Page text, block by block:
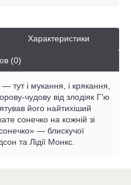
Характеристики
(0)
тут і мукання, і крякання,
чудову від злодіяк Г’ю
його найтихіший
сонечко на кожній зі
— блискучої
та Лідії Монкс.